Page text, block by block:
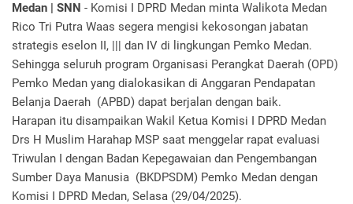
Medan | SNN - Komisi I DPRD Medan minta Walikota Medan
Rico Tri Putra Waas segera mengisi kekosongan jabatan
strategis eselon II, ||| dan IV di lingkungan Pemko Medan.
Sehingga seluruh program Organisasi Perangkat Daerah (OPD)
Pemko Medan yang dialokasikan di Anggaran Pendapatan
Belanja Daerah (APBD) dapat berjalan dengan baik.
Harapan itu disampaikan Wakil Ketua Komisi I DPRD Medan
Drs H Muslim Harahap MSP saat menggelar rapat evaluasi
Triwulan I dengan Badan Kepegawaian dan Pengembangan
Sumber Daya Manusia (BKDPSDM) Pemko Medan dengan
Komisi I DPRD Medan, Selasa (29/04/2025).